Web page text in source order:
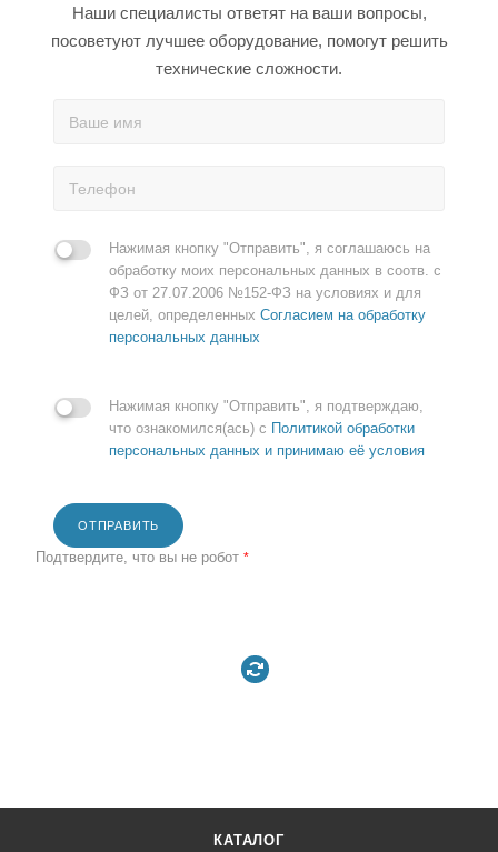
Наши специалисты ответят на ваши вопросы,
посоветуют лучшее оборудование, помогут решить
технические сложности.
Нажимая кнопку "Отправить", я соглашаюсь на
обработку моих персональных данных в соотв. с
ФЗ от 27.07.2006 №152-ФЗ на условиях и для
целей, определенных Согласием на обработку
персональных данных
Нажимая кнопку "Отправить", я подтверждаю,
что ознакомился(ась) с Политикой обработки
персональных данных и принимаю её условия
ОТПРАВИТЬ
Подтвердите, что вы не робот *
КАТАЛОГ